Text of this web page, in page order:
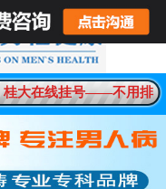
桂大在线挂号——不用排队